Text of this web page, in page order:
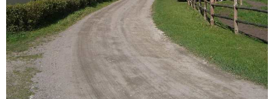
Zobacz wszystkie